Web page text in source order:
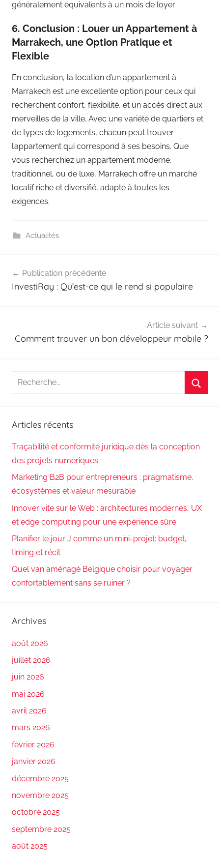
généralement équivalents à un mois de loyer.
6. Conclusion : Louer un Appartement à
Marrakech, une Option Pratique et
Flexible
En conclusion, la location d’un appartement à
Marrakech est une excellente option pour ceux qui
recherchent confort, flexibilité, et un accès direct aux
merveilles de la ville. Avec une variété de quartiers et
de types de logements, chacun peut trouver
l’appartement qui correspond à ses besoins. Que
vous recherchiez un appartement moderne,
traditionnel, ou de luxe, Marrakech offre un marché
locatif riche et diversifié, adapté à toutes les
exigences.
Actualités
de
Publication précédente
InvestiRay : Qu’est-ce qui le rend si populaire
Article suivant
Comment trouver un bon développeur mobile ?
Recherche
Articles récents
Traçabilité et conformité juridique dès la conception
des projets numériques
Marketing B2B pour entrepreneurs : pragmatisme,
écosystèmes et valeur mesurable
Innover vite sur le Web : architectures modernes, UX
et edge computing pour une expérience sûre
Planifier le jour J comme un mini-projet: budget,
timing et récit
Quel van aménagé Belgique choisir pour voyager
confortablement sans se ruiner ?
Archives
août 2026
juillet 2026
juin 2026
mai 2026
avril 2026
mars 2026
février 2026
janvier 2026
décembre 2025
novembre 2025
octobre 2025
septembre 2025
août 2025